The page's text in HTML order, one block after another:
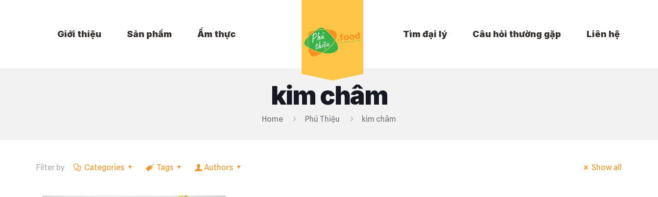
Giới thiệu Sản phẩm Ẩm thực Tìm đại lý Câu hỏi thường gặp Liên hệ
kim châm
Home Phú Thiệu kim châm
Filter by Categories Tags Authors Show all